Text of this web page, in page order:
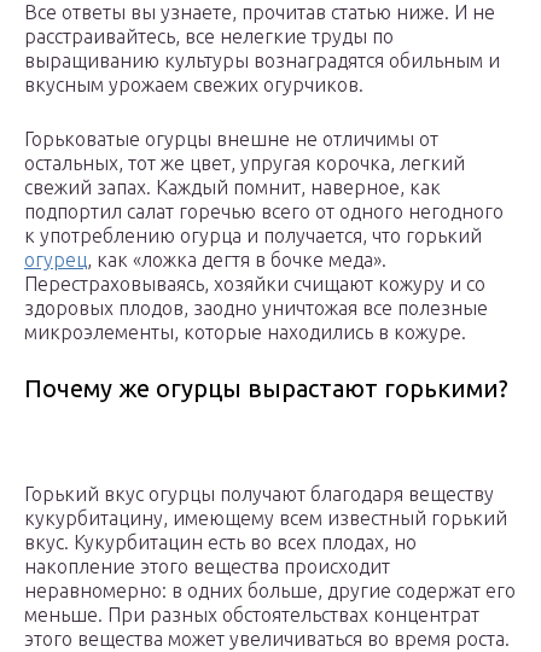
Все ответы вы узнаете, прочитав статью ниже. И не
расстраивайтесь, все нелегкие труды по
выращиванию культуры вознаградятся обильным и
вкусным урожаем свежих огурчиков.
Горьковатые огурцы внешне не отличимы от
остальных, тот же цвет, упругая корочка, легкий
свежий запах. Каждый помнит, наверное, как
подпортил салат горечью всего от одного негодного
к употреблению огурца и получается, что горький
огурец, как «ложка дегтя в бочке меда».
Перестраховываясь, хозяйки счищают кожуру и со
здоровых плодов, заодно уничтожая все полезные
микроэлементы, которые находились в кожуре.
Почему же огурцы вырастают горькими?
Горький вкус огурцы получают благодаря веществу
кукурбитацину, имеющему всем известный горький
вкус. Кукурбитацин есть во всех плодах, но
накопление этого вещества происходит
неравномерно: в одних больше, другие содержат его
меньше. При разных обстоятельствах концентрат
этого вещества может увеличиваться во время роста.